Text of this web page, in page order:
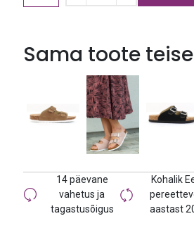
Sama toote
14 päevane
vahetus ja
tagastusõigus
Kohalik
aastast